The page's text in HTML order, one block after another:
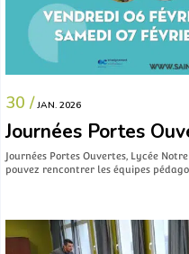
30 / JAN. 2026
Journées Portes
Journées Portes Ouvertes, Lycée
pouvez rencontrer les équipes